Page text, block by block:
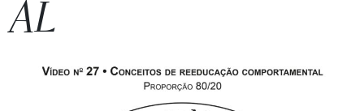
AL